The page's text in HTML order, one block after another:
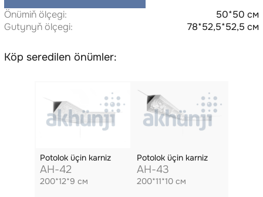
Önümiň ölçegi:
50*50 см
Gutynyň ölçegi:
78*52,5*52,5 см
Köp seredilen önümler:
Potolok üçin karniz
AH-42
200*12*9 см
Potolok üçin karniz
AH-43
200*11*10 см